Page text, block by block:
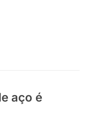
aço é